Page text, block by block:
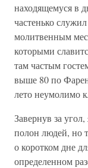
находящемуся в
частенько
молитвенным
которыми
там частым
выше 80 по
лето неумолимо
Завернув за
полон людей, но
о коротком дне
определенном